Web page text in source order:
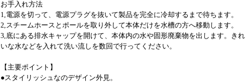
お手入れ方法
1,電源を切って、電源プラグを抜いて製品を完全に冷却するまで待ちます。
2,スチームホースとポールを取り外して本体だけを水槽の方へ移動します。
3,底にある排水キャップを開けて、本体内の水や固形廃棄物を出します。きれ
いな水などを入れて洗い流しを数回で行ってください。
【主要ポイント】
●スタイリッシュなのデザイン外見。